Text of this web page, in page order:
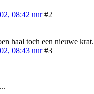
08:42 uur #2
haal toch een nieuwe krat.
08:43 uur #3